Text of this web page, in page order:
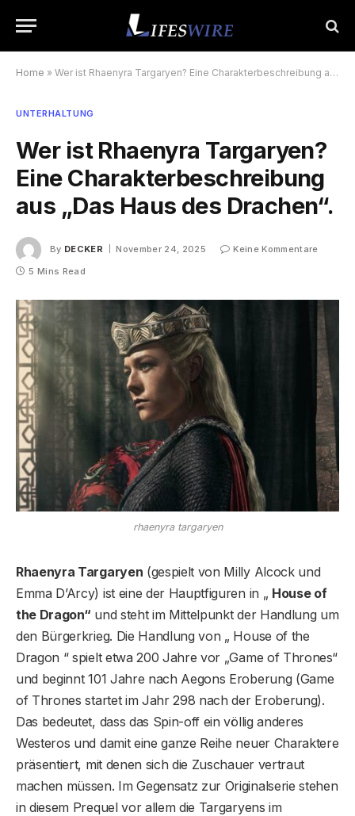
Home » Wer ist Rhaenyra Targaryen? Eine Charakterbeschreibung aus „Das Haus des Drachen“.
UNTERHALTUNG
Wer ist Rhaenyra Targaryen?
Eine Charakterbeschreibung
aus „Das Haus des Drachen“.
By DECKER November 24, 2025
Keine Kommentare
5 Mins Read
rhaenyra targaryen
Rhaenyra Targaryen (gespielt von Milly Alcock und
Emma D’Arcy) ist eine der Hauptfiguren in „ House of
the Dragon“ und steht im Mittelpunkt der Handlung um
den Bürgerkrieg. Die Handlung von „ House of the
Dragon “ spielt etwa 200 Jahre vor „Game of Thrones“
und beginnt 101 Jahre nach Aegons Eroberung (Game
of Thrones startet im Jahr 298 nach der Eroberung).
Das bedeutet, dass das Spin-off ein völlig anderes
Westeros und damit eine ganze Reihe neuer Charaktere
präsentiert, mit denen sich die Zuschauer vertraut
machen müssen. Im Gegensatz zur Originalserie stehen
in diesem Prequel vor allem die Targaryens im